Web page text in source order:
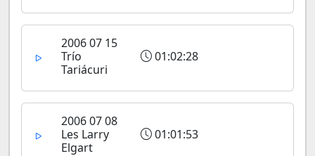
2006 07 15
Trío
Tariácuri
01:02:28
2006 07 08
Les Larry
Elgart
01:01:53